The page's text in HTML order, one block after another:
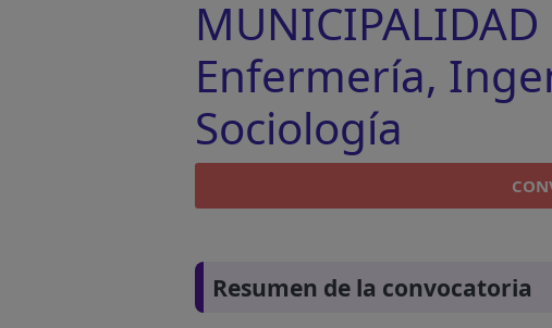
MUNICIPALIDAD
Enfermería,
Sociología
Resumen de la convocatoria